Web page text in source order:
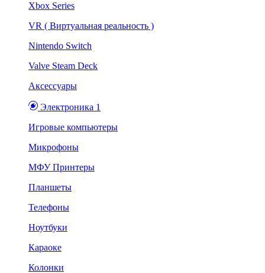
Xbox Series
VR ( Виртуальная реальность )
Nintendo Switch
Valve Steam Deck
Аксессуары
Электроника 1
Игровые компьютеры
Микрофоны
МФУ Принтеры
Планшеты
Телефоны
Ноутбуки
Караоке
Колонки